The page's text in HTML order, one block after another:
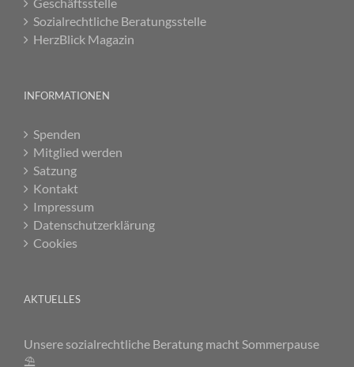
Geschäftsstelle
Sozialrechtliche Beratungsstelle
HerzBlick Magazin
INFORMATIONEN
Spenden
Mitglied werden
Satzung
Kontakt
Impressum
Datenschutzerklärung
Cookies
AKTUELLES
Unsere sozialrechtliche Beratung macht Sommerpause
⛱️